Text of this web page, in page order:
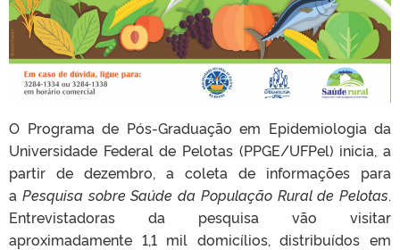
O Programa de Pós-Graduação em Epidemiologia da
Universidade Federal de Pelotas (PPGE/UFPel) inicia, a
partir de dezembro, a coleta de informações para
a Pesquisa sobre Saúde da População Rural de Pelotas.
Entrevistadoras da pesquisa vão visitar
aproximadamente 1,1 mil domicílios, distribuídos em